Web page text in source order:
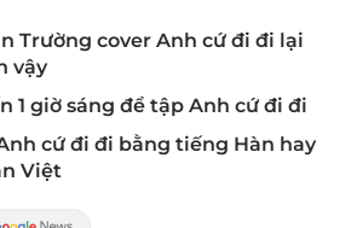
Trường cover Anh cứ đi đi lại
vậy
1 giờ sáng để tập Anh cứ đi đi
cứ đi đi bằng tiếng Hàn hay
Việt